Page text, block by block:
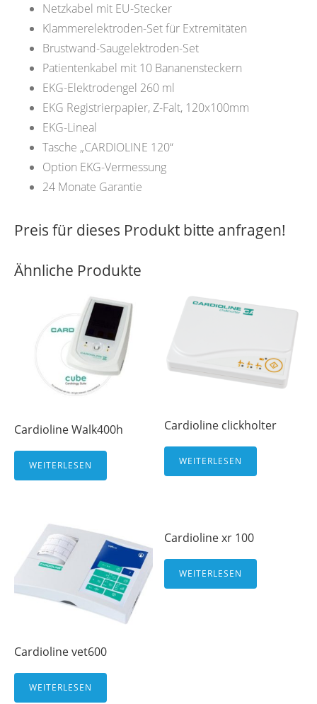
Netzkabel mit EU-Stecker
Klammerelektroden-Set für Extremitäten
Brustwand-Saugelektroden-Set
Patientenkabel mit 10 Bananensteckern
EKG-Elektrodengel 260 ml
EKG Registrierpapier, Z-Falt, 120x100mm
EKG-Lineal
Tasche „CARDIOLINE 120“
Option EKG-Vermessung
24 Monate Garantie
Preis für dieses Produkt bitte anfragen!
Ähnliche Produkte
Cardioline Walk400h
WEITERLESEN
Cardioline clickholter
WEITERLESEN
Cardioline vet600
WEITERLESEN
Cardioline xr 100
WEITERLESEN